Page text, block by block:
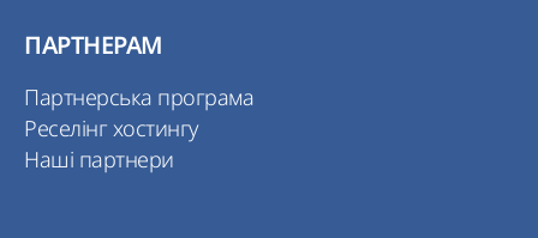
ПАРТНЕРАМ
Партнерська програма
Реселінг хостингу
Наші партнери